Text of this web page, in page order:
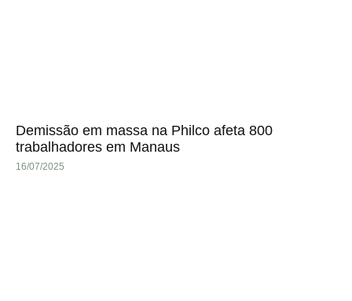
Demissão em massa na Philco afeta 800
trabalhadores em Manaus
16/07/2025